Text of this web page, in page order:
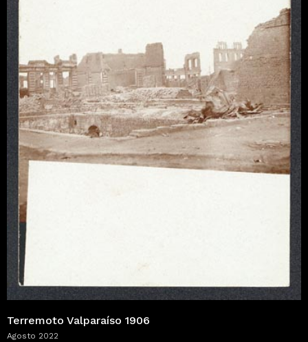
Terremoto Valparaíso 1906
Agosto 2022